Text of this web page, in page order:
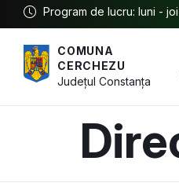
Program de lucru: luni -
COMUNA
CERCHEZU
JudețulConstanța